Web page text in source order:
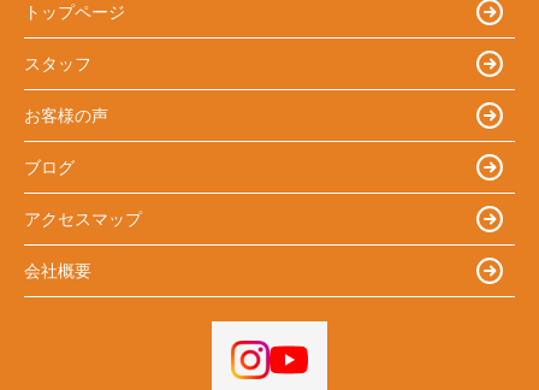
トップページ
スタッフ
お客様の声
ブログ
アクセスマップ
会社概要